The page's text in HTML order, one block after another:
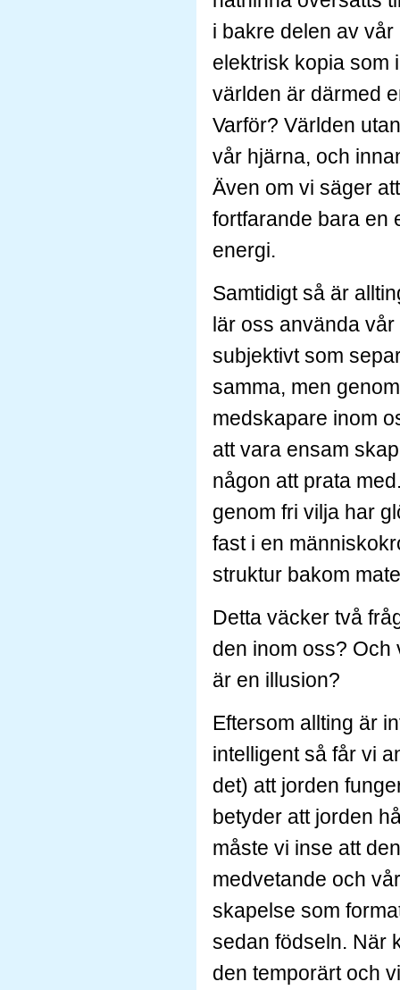
i bakre delen av
elektrisk kopia som
världen är därmed
Varför? Världen
vår hjärna, och
Även om vi säger
fortfarande bara en
energi.
Samtidigt så är
lär oss använda
subjektivt som
samma, men
medskapare inom
att vara ensam
någon att prata
genom fri vilja har
fast i en
struktur bakom
Detta väcker två
den inom oss? Och
är en illusion?
Eftersom allting är
intelligent så får vi
det) att jorden
betyder att jorden
måste vi inse att
medvetande och
skapelse som
sedan födseln. När
den temporärt och